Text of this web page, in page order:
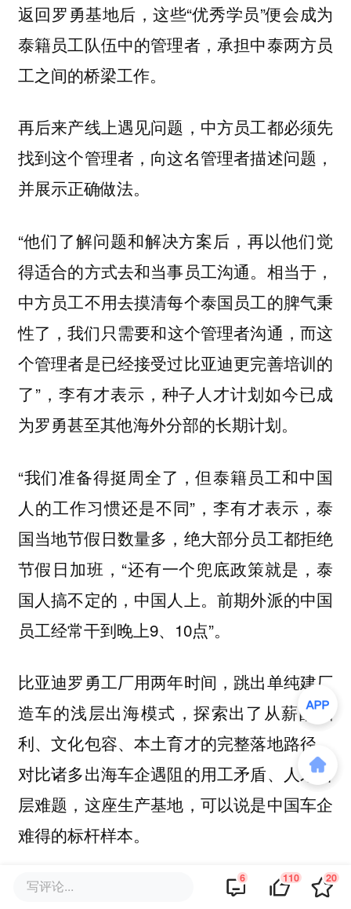
返回罗勇基地后，这些“优秀学员”便会成为
泰籍员工队伍中的管理者，承担中泰两方员
工之间的桥梁工作。
再后来产线上遇见问题，中方员工都必须先
找到这个管理者，向这名管理者描述问题，
并展示正确做法。
“他们了解问题和解决方案后，再以他们觉
得适合的方式去和当事员工沟通。相当于，
中方员工不用去摸清每个泰国员工的脾气秉
性了，我们只需要和这个管理者沟通，而这
个管理者是已经接受过比亚迪更完善培训的
了”，李有才表示，种子人才计划如今已成
为罗勇甚至其他海外分部的长期计划。
“我们准备得挺周全了，但泰籍员工和中国
人的工作习惯还是不同”，李有才表示，泰
国当地节假日数量多，绝大部分员工都拒绝
节假日加班，“还有一个兜底政策就是，泰
国人搞不定的，中国人上。前期外派的中国
员工经常干到晚上9、10点”。
比亚迪罗勇工厂用两年时间，跳出单纯建厂
造车的浅层出海模式，探索出了从薪酬福
利、文化包容、本土育才的完整落地路径。
对比诸多出海车企遇阻的用工矛盾、人才断
层难题，这座生产基地，可以说是中国车企
难得的标杆样本。
罗勇工厂2026：如何突破、如何复制
写评论... 6 110 20